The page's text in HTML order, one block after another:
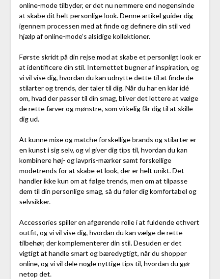
online-mode tilbyder, er det nu nemmere end nogensinde
at skabe dit helt personlige look. Denne artikel guider dig
igennem processen med at finde og definere din stil ved
hjælp af online-mode’s alsidige kollektioner.
Første skridt på din rejse mod at skabe et personligt look er
at identificere din stil. Internettet bugner af inspiration, og
vi vil vise dig, hvordan du kan udnytte dette til at finde de
stilarter og trends, der taler til dig. Når du har en klar idé
om, hvad der passer til din smag, bliver det lettere at vælge
de rette farver og mønstre, som virkelig får dig til at skille
dig ud.
At kunne mixe og matche forskellige brands og stilarter er
en kunst i sig selv, og vi giver dig tips til, hvordan du kan
kombinere høj- og lavpris-mærker samt forskellige
modetrends for at skabe et look, der er helt unikt. Det
handler ikke kun om at følge trends, men om at tilpasse
dem til din personlige smag, så du føler dig komfortabel og
selvsikker.
Accessories spiller en afgørende rolle i at fuldende ethvert
outfit, og vi vil vise dig, hvordan du kan vælge de rette
tilbehør, der komplementerer din stil. Desuden er det
vigtigt at handle smart og bæredygtigt, når du shopper
online, og vi vil dele nogle nyttige tips til, hvordan du gør
netop det.